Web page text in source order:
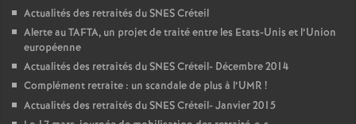
Actualités des retraités duSNESCréteil
Alerte auTAFTA, un projet de traité entre les Etats-Unis et l’Union
européenne
Actualités des retraités duSNESCréteil- Décembre 2014
Complément retraite : un scandale de plus à l’UMR !
Actualités des retraités duSNESCréteil- Janvier 2015